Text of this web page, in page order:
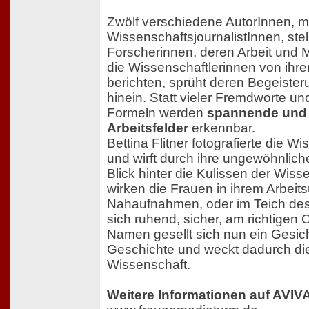
Zwölf verschiedene AutorInnen,
WissenschaftsjournalistInnen,
Forscherinnen, deren Arbeit und
die Wissenschaftlerinnen von
berichten, sprüht deren
hinein. Statt vieler Fremdworte
Formeln werden spannende
Arbeitsfelder erkennbar.
Bettina Flitner fotografierte die
und wirft durch ihre
Blick hinter die Kulissen der
wirken die Frauen in ihrem
Nahaufnahmen, oder im Teich
sich ruhend, sicher, am richtigen
Namen gesellt sich nun ein
Geschichte und weckt dadurch
Wissenschaft.
Weitere Informationen auf